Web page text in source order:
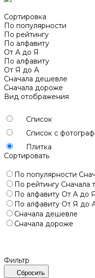
Сортировка
По популярности
По рейтингу
По алфавиту
От А до Я
По алфавиту
От Я до А
Сначала дешевле
Сначала дороже
Вид отображения
Список
Список с
Плитка
Сортировать
По популярности
По рейтингу Сначала
По алфавиту От А до Я
По алфавиту От Я до
Сначала дешевле
Сначала дороже
Фильтр
Сбросить